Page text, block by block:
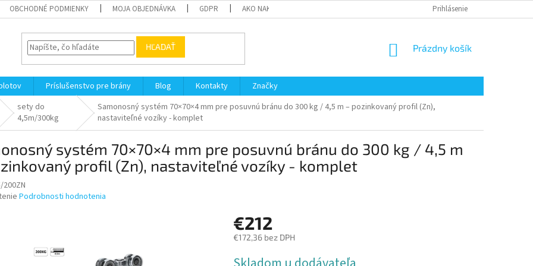
OBCHODNÉ PODMIENKY MOJA OBJEDNÁVKA GDPR AKO NAKUPOVAŤ Prihlásenie
HĽADAŤ
NÁKUPNÝ
Prázdny košík
Príslušenstvo pre brány Blog Kontakty Značky
sety do
4,5m/300kg
Samonosný systém 70×70×4 mm pre posuvnú bránu do 300 kg / 4,5 m – pozinkovaný profil (Zn),
nastaviteľné vozíky - komplet
systém 70×70×4 mm pre posuvnú bránu do 300 kg / 4,5 m
profil (Zn), nastaviteľné vozíky - komplet
200ZN
Podrobnosti hodnotenia
€212
€172,36 bez DPH